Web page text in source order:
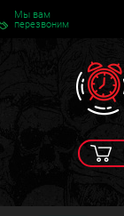
Мы вам
перезвоним